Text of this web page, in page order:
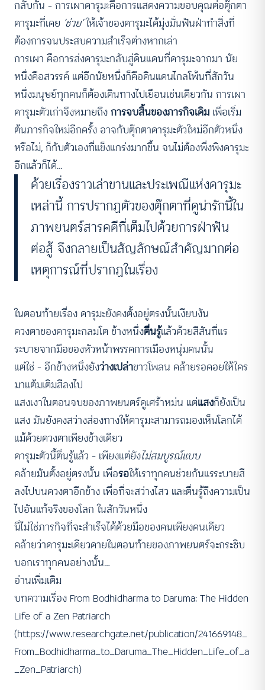
กลับกัน – การเผาดารุมะคือการแสดงความขอบคุณต่อตุ๊กตา
ดารุมะที่เคย ‘ช่วย’ให้เจ้าของดารุมะได้มุ่งมั่นฟันฝ่าทำสิ่งที่
ต้องการจนประสบความสำเร็จต่างหากเล่า
การเผา คือการส่งดารุมะกลับสู่ดินแดนที่ดารุมะจากมา นัย
หนึ่งคือสวรรค์ แต่อีกนัยหนึ่งก็คือดินแดนไกลโพ้นที่สักวัน
หนึ่งมนุษย์ทุกคนก็ต้องเดินทางไปเยือนเช่นเดียวกัน การเผา
ดารุมะตัวเก่าจึงหมายถึงการจบสิ้นของภารกิจเดิม เพื่อเริ่ม
ต้นภารกิจใหม่อีกครั้ง อาจกับตุ๊กตาดารุมะตัวใหม่อีกตัวหนึ่ง
หรือไม่, ก็กับตัวเองที่แข็งแกร่งมากขึ้น จนไม่ต้องพึ่งพิงดารุมะ
อีกแล้วก็ได้…
ด้วยเรื่องราวเล่าขานและประเพณีแห่งดารุมะ
เหล่านี้ การปรากฏตัวของตุ๊กตาที่ดูน่ารักนี้ใน
ภาพยนตร์สารคดีที่เต็มไปด้วยการฝ่าฟัน
ต่อสู้ จึงกลายเป็นสัญลักษณ์สำคัญมากต่อ
เหตุการณ์ที่ปรากฏในเรื่อง
ในตอนท้ายเรื่อง ดารุมะยังคงตั้งอยู่ตรงนั้นเงียบงัน
ดวงตาของดารุมะกลมโต ข้างหนึ่งตื่นรู้แล้วด้วยสีสันที่แร
ระบายจากมือของหัวหน้าพรรคการเมืองหนุ่มคนนั้น
แต่ใช่ – อีกข้างหนึ่งยังว่างเปล่าขาวโพลน คล้ายรอคอยให้ใคร
มาแต้มเติมสีลงไป
แสงเงาในตอนจบของภาพยนตร์ดูเศร้าหม่น แต่แสงก็ยังเป็น
แสง มันยังคงสว่างส่องทางให้ดารุมะสามารถมองเห็นโลกได้
แม้ด้วยดวงตาเพียงข้างเดียว
ดารุมะตัวนี้ตื่นรู้แล้ว – เพียงแต่ยังไม่สมบูรณ์แบบ
คล้ายมันตั้งอยู่ตรงนั้น เพื่อรอให้เราทุกคนช่วยกันแรระบายสี
ลงไปบนดวงตาอีกข้าง เพื่อที่จะสว่างไสว และตื่นรู้ถึงความเป็น
ไปอันแท้จริงของโลก ในสักวันหนึ่ง
นี่ไม่ใช่ภารกิจที่จะสำเร็จได้ด้วยมือของคนเพียงคนเดียว
คล้ายว่าดารุมะเดียวดายในตอนท้ายของภาพยนตร์จะกระซิบ
บอกเราทุกคนอย่างนั้น…
อ่านเพิ่มเติม
บทความเรื่อง From Bodhidharma to Daruma: The Hidden
Life of a Zen Patriarch
(https://www.researchgate.net/publication/241669148_
From_Bodhidharma_to_Daruma_The_Hidden_Life_of_a
_Zen_Patriarch)